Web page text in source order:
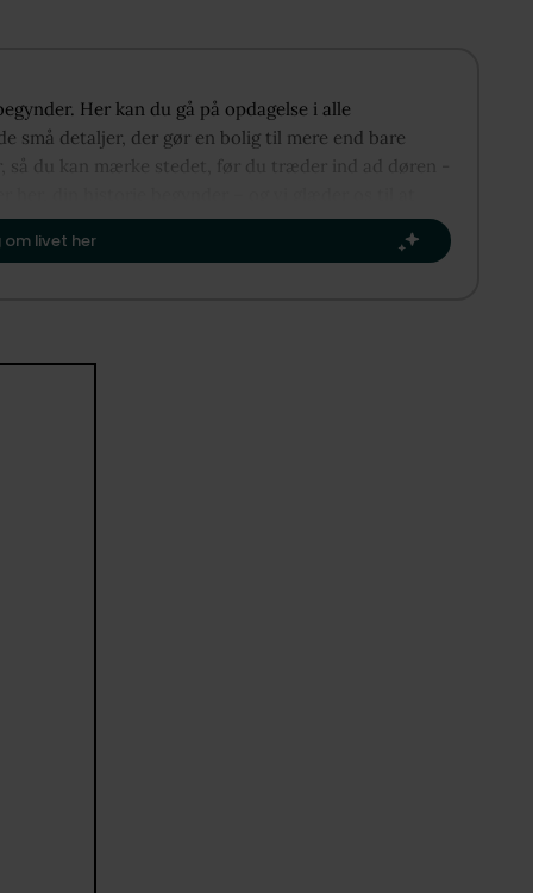
Her kan du gå på opdagelse i alle
små detaljer, der gør en bolig til mere end bare
så du kan mærke stedet, før du træder ind ad døren -
kapitel.​
livet her